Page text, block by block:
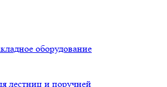
оборудование
лестниц и поручней